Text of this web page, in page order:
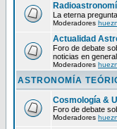
La eterna
Moderadores
Actualidad
Foro de debate
noticias en general.
Moderadores
ASTRONOMÍA
Cosmología &
Foro de debate
Moderadores